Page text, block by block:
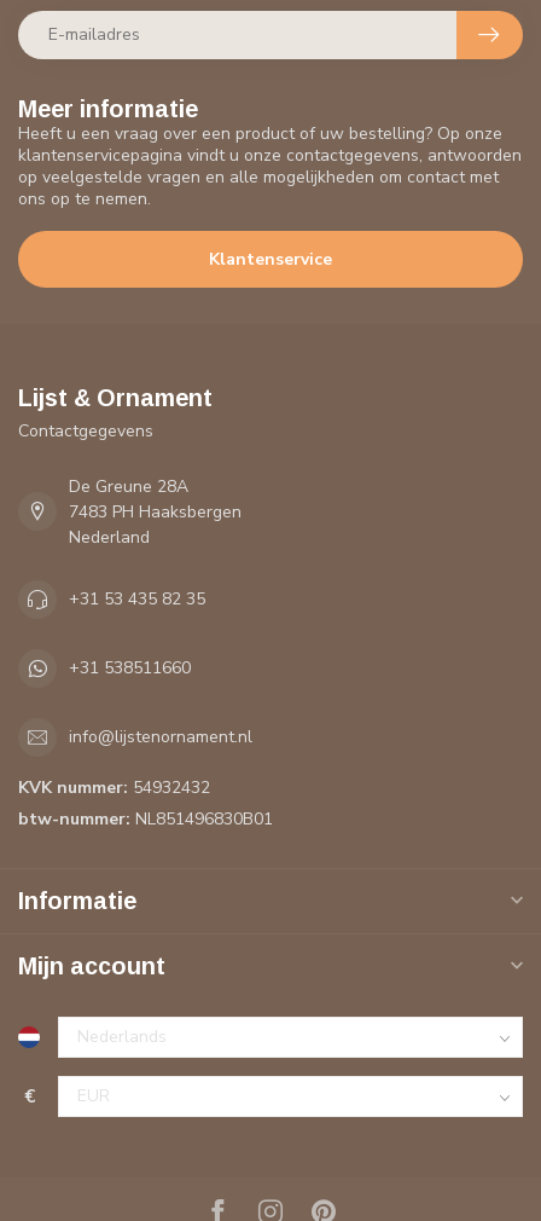
Meer informatie
Heeft u een vraag over een product of uw bestelling? Op onze
klantenservicepagina vindt u onze contactgegevens, antwoorden
op veelgestelde vragen en alle mogelijkheden om contact met
ons op te nemen.
Klantenservice
Lijst & Ornament
Contactgegevens
De Greune 28A
7483 PH Haaksbergen
Nederland
+31 53 435 82 35
+31 538511660
info@lijstenornament.nl
KVK nummer: 54932432
btw-nummer: NL851496830B01
Informatie
Mijn account
€